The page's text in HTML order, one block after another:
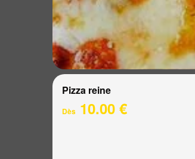
Pizza reine
Dès 10.00 €